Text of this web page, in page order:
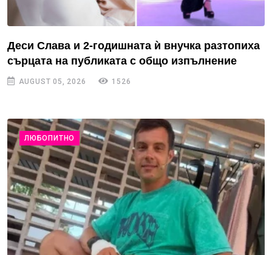
Деси Слава и 2-годишната ѝ внучка разтопиха
сърцата на публиката с общо изпълнение
AUGUST 05, 2026 1526
ЛЮБОПИТНО